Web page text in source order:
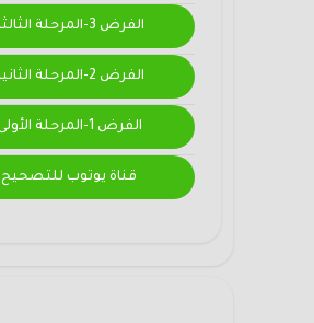
الفرض 3-المرحلة الثالثة
الفرض 2-المرحلة الثانية
الفرض 1-المرحلة الأولى
قناة يوتوب للتصحيح